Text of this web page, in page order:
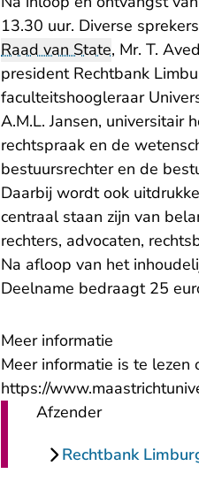
13.30 uur. Diverse
Raad van State, Mr. T.
president Rechtbank
faculteitshoogleraar
A.M.L. Jansen, universitair
rechtspraak en de
bestuursrechter en de
Daarbij wordt ook
centraal staan zijn van
rechters, advocaten,
Na afloop van het
Deelname bedraagt 25
Meer informatie
Meer informatie is te
https://
Afzender
Rechtbank